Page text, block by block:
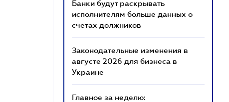
Банки будут раскрывать
исполнителям больше данных о
счетах должников
Законодательные изменения в
августе 2026 для бизнеса в
Украине
Главное за неделю: